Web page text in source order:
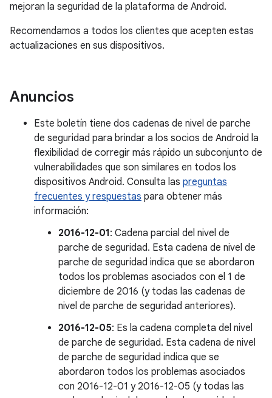
mejoran la seguridad de la plataforma de Android.
Recomendamos a todos los clientes que acepten estas
actualizaciones en sus dispositivos.
Anuncios
Este boletín tiene dos cadenas de nivel de parche
de seguridad para brindar a los socios de Android la
flexibilidad de corregir más rápido un subconjunto de
vulnerabilidades que son similares en todos los
dispositivos Android. Consulta las preguntas
frecuentes y respuestas para obtener más
información:
2016-12-01: Cadena parcial del nivel de
parche de seguridad. Esta cadena de nivel de
parche de seguridad indica que se abordaron
todos los problemas asociados con el 1 de
diciembre de 2016 (y todas las cadenas de
nivel de parche de seguridad anteriores).
2016-12-05: Es la cadena completa del nivel
de parche de seguridad. Esta cadena de nivel
de parche de seguridad indica que se
abordaron todos los problemas asociados
con 2016-12-01 y 2016-12-05 (y todas las